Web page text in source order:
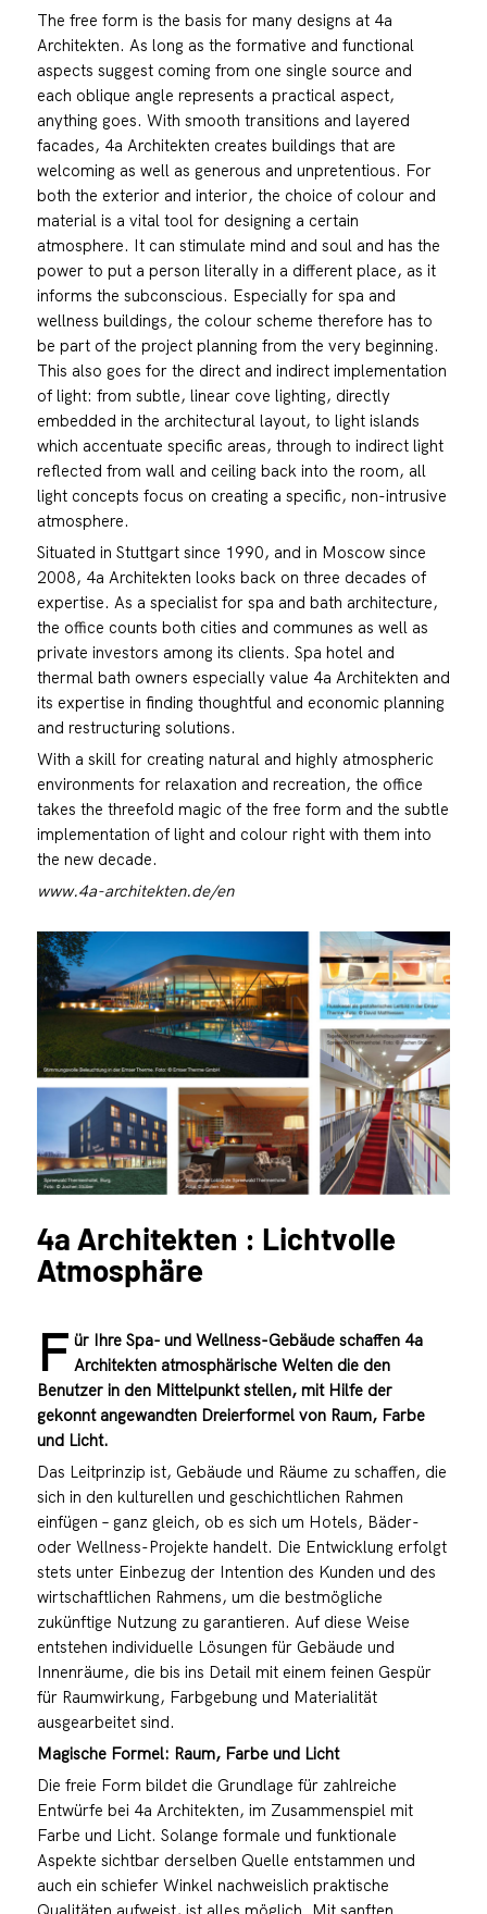
The free form is the basis for many designs at 4a
Architekten. As long as the formative and functional
aspects suggest coming from one single source and
each oblique angle represents a practical aspect,
anything goes. With smooth transitions and layered
facades, 4a Architekten creates buildings that are
welcoming as well as generous and unpretentious. For
both the exterior and interior, the choice of colour and
material is a vital tool for designing a certain
atmosphere. It can stimulate mind and soul and has the
power to put a person literally in a different place, as it
informs the subconscious. Especially for spa and
wellness buildings, the colour scheme therefore has to
be part of the project planning from the very beginning.
This also goes for the direct and indirect implementation
of light: from subtle, linear cove lighting, directly
embedded in the architectural layout, to light islands
which accentuate specific areas, through to indirect light
reflected from wall and ceiling back into the room, all
light concepts focus on creating a specific, non-intrusive
atmosphere.
Situated in Stuttgart since 1990, and in Moscow since
2008, 4a Architekten looks back on three decades of
expertise. As a specialist for spa and bath architecture,
the office counts both cities and communes as well as
private investors among its clients. Spa hotel and
thermal bath owners especially value 4a Architekten and
its expertise in finding thoughtful and economic planning
and restructuring solutions.
With a skill for creating natural and highly atmospheric
environments for relaxation and recreation, the office
takes the threefold magic of the free form and the subtle
implementation of light and colour right with them into
the new decade.
www.4a-architekten.de/en
4a Architekten : Lichtvolle
Atmosphäre
F ür Ihre Spa- und Wellness-Gebäude schaffen 4a
Architekten atmosphärische Welten die den
Benutzer in den Mittelpunkt stellen, mit Hilfe der
gekonnt angewandten Dreierformel von Raum, Farbe
und Licht.
Das Leitprinzip ist, Gebäude und Räume zu schaffen, die
sich in den kulturellen und geschichtlichen Rahmen
einfügen – ganz gleich, ob es sich um Hotels, Bäder-
oder Wellness-Projekte handelt. Die Entwicklung erfolgt
stets unter Einbezug der Intention des Kunden und des
wirtschaftlichen Rahmens, um die bestmögliche
zukünftige Nutzung zu garantieren. Auf diese Weise
entstehen individuelle Lösungen für Gebäude und
Innenräume, die bis ins Detail mit einem feinen Gespür
für Raumwirkung, Farbgebung und Materialität
ausgearbeitet sind.
Magische Formel: Raum, Farbe und Licht
Die freie Form bildet die Grundlage für zahlreiche
Entwürfe bei 4a Architekten, im Zusammenspiel mit
Farbe und Licht. Solange formale und funktionale
Aspekte sichtbar derselben Quelle entstammen und
auch ein schiefer Winkel nachweislich praktische